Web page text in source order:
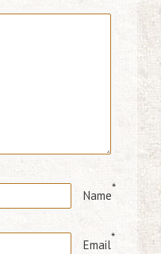
Name*
Email*